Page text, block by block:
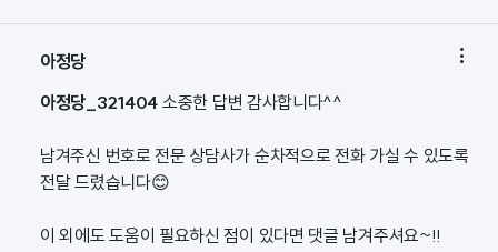
아정당 
아정당_321404 소중한 답변 감사합니다^^
남겨주신 번호로 전문 상담사가 순차적으로 전화 가실 수 있도록
전달 드렸습니다😊
이 외에도 도움이 필요하신 점이 있다면 댓글 남겨주셔요~!!